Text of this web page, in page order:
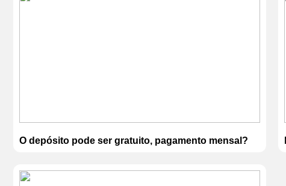
O depósito pode ser gratuito, pagamento mensal?